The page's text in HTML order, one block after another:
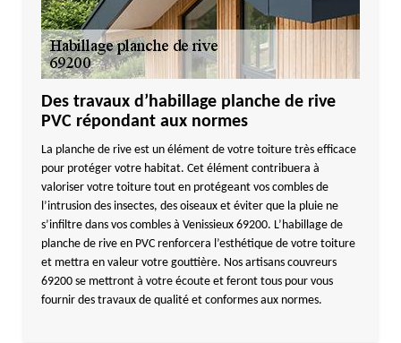
Des travaux d’habillage planche de rive
PVC répondant aux normes
La planche de rive est un élément de votre toiture très efficace
pour protéger votre habitat. Cet élément contribuera à
valoriser votre toiture tout en protégeant vos combles de
l’intrusion des insectes, des oiseaux et éviter que la pluie ne
s’infiltre dans vos combles à Venissieux 69200. L’habillage de
planche de rive en PVC renforcera l’esthétique de votre toiture
et mettra en valeur votre gouttière. Nos artisans couvreurs
69200 se mettront à votre écoute et feront tous pour vous
fournir des travaux de qualité et conformes aux normes.